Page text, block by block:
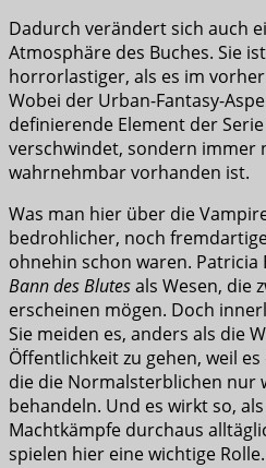
Dadurch verändert sich auch
Atmosphäre des Buches. Sie
horrorlastiger, als es im
Wobei der Urban-Fantasy-
definierende Element der
verschwindet, sondern immer
wahrnehmbar vorhanden ist.
Was man hier über die
bedrohlicher, noch
ohnehin schon waren. Patricia
Bann des Blutesals Wesen, die
erscheinen mögen. Doch
Sie meiden es, anders als die
Öffentlichkeit zu gehen, weil
die die Normalsterblichen nur
behandeln. Und es wirkt so,
Machtkämpfe durchaus
spielen hier eine wichtige Rolle.